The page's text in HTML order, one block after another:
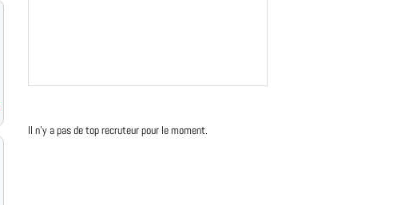
Il n'y a pas de top recruteur pour le moment.